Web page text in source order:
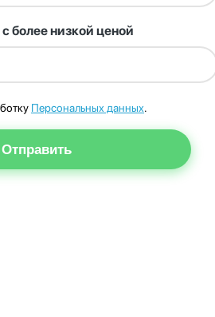
более низкой ценой
Персональных данных.
Отправить